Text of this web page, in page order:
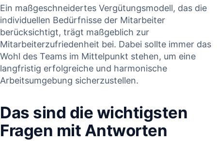
Ein maßgeschneidertes Vergütungsmodell, das die
individuellen Bedürfnisse der Mitarbeiter
berücksichtigt, trägt maßgeblich zur
Mitarbeiterzufriedenheit bei. Dabei​ sollte⁢ immer das
Wohl des Teams⁤ im Mittelpunkt ‍stehen, um eine
langfristig erfolgreiche und harmonische
‍Arbeitsumgebung ⁢sicherzustellen.
Das sind die wichtigsten
‌Fragen ‍mit‍ Antworten